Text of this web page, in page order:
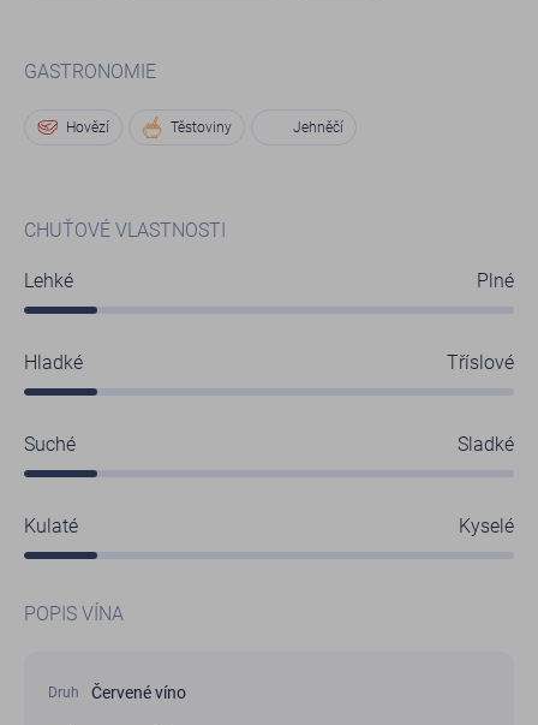
GASTRONOMIE
Hovězí Těstoviny Jehněčí
CHUŤOVÉ VLASTNOSTI
Lehké Plné
Hladké Tříslové
Suché Sladké
Kulaté Kyselé
POPIS VÍNA
Druh Červené víno